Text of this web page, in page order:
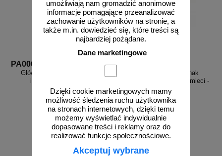
umożliwiają nam gromadzić anonimowe
informacje pomagające przeanalizować
zachowanie użytkowników na stronie, a
także m.in. dowiedzieć się, które treści są
najbardziej pożądane.
Dane marketingowe
Dzięki cookie marketingowych mamy
możliwość śledzenia ruchu użytkownika
na stronach internetowych, dzięki temu
możemy wyświetlać indywidualnie
dopasowane treści i reklamy oraz do
realizować funkcje społecznościowe.
Akceptuj wybrane
PA006
Główny zawór wodny - znak
informacyjny - PA006
od 6,78 zł
5,51 zł netto
PA067
Odpady zmieszane - znak
informacyjny, segregacja śmieci -
PA067
od 6,48 zł